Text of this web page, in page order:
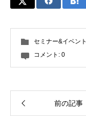
セミナー&イベント
コメント: 0
前の記事